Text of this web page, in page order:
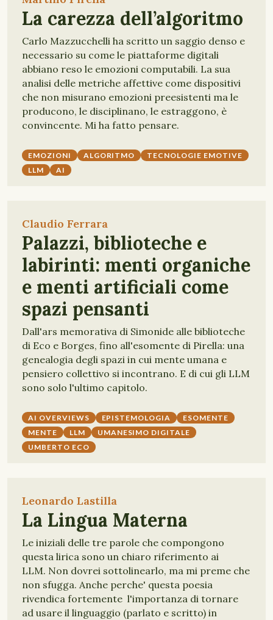
La carezza dell’algoritmo
Carlo Mazzucchelli ha scritto un saggio denso e
necessario su come le piattaforme digitali
abbiano reso le emozioni computabili. La sua
analisi delle metriche affettive come dispositivi
che non misurano emozioni preesistenti ma le
producono, le disciplinano, le estraggono, è
convincente. Mi ha fatto pensare.
EMOZIONI ALGORITMO
TECNOLOGIE EMOTIVE
LLM
AI
Claudio Ferrara
Palazzi, biblioteche e
labirinti: menti organiche
e menti artificiali come
spazi pensanti
Dall'ars memorativa di Simonide alle biblioteche
di Eco e Borges, fino all'esomente di Pirella: una
genealogia degli spazi in cui mente umana e
pensiero collettivo si incontrano. E di cui gli LLM
sono solo l'ultimo capitolo.
AI OVERVIEWS EPISTEMOLOGIA
ESOMENTE
MENTE
LLM
UMANESIMO DIGITALE
UMBERTO ECO
Leonardo Lastilla
La Lingua Materna
Le iniziali delle tre parole che compongono
questa lirica sono un chiaro riferimento ai
LLM. Non dovrei sottolinearlo, ma mi preme che
non sfugga. Anche perche' questa poesia
rivendica fortemente l'importanza di tornare
ad usare il linguaggio (parlato e scritto) in